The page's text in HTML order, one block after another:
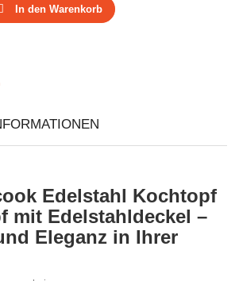
In den Warenkorb
Edelstahl Kochtopf
mit Edelstahldeckel –
Eleganz in Ihrer